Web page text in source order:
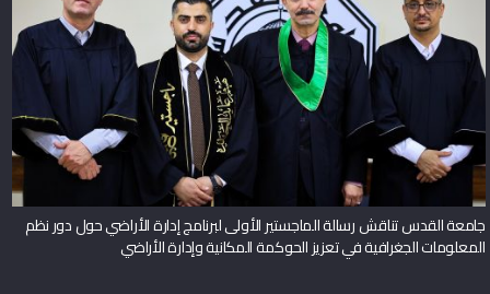
جامعة القدس تناقش رسالة الماجستير الأولى لبرنامج إدارة الأراضي حول دور نظم
المعلومات الجغرافية في تعزيز الحوكمة المكانية وإدارة الأراضي